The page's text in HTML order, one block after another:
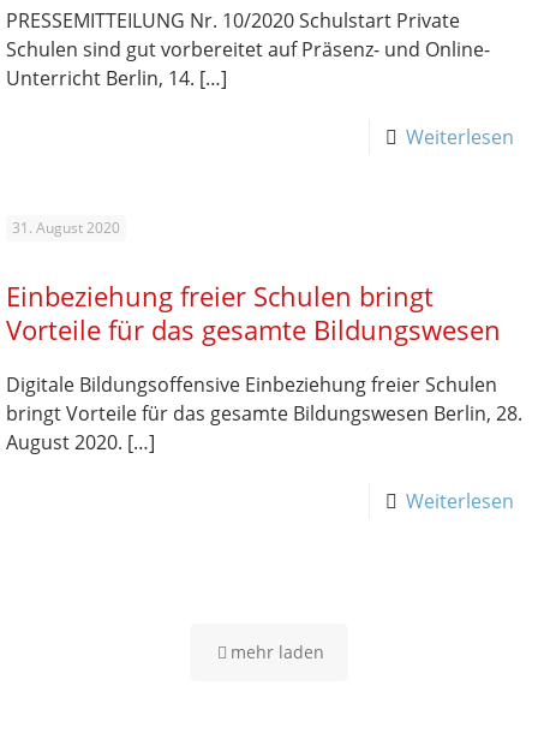
PRESSEMITTEILUNG Nr. 10/2020 Schulstart Private
Schulen sind gut vorbereitet auf Präsenz- und Online-
Unterricht Berlin, 14. […]
Weiterlesen
31. August 2020
Einbeziehung freier Schulen bringt
Vorteile für das gesamte Bildungswesen
Digitale Bildungsoffensive Einbeziehung freier Schulen
bringt Vorteile für das gesamte Bildungswesen Berlin, 28.
August 2020. […]
Weiterlesen
mehr laden